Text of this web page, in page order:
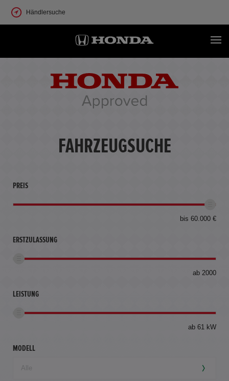
Händlersuche
FAHRZEUGSUCHE
PREIS
bis 60.000 €
ERSTZULASSUNG
ab 2000
LEISTUNG
ab 61 kW
MODELL